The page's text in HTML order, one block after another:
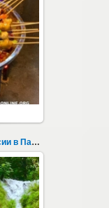
Квай,
Яй,
Река Квай на 3 дня фото экскурсии в Паттайе 33